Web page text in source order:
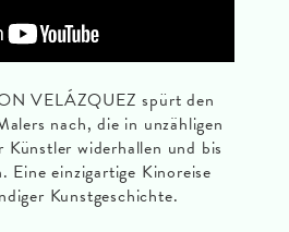
VELÁZQUEZ spürt den
nach, die in unzähligen
widerhallen und bis
Eine einzigartige Kinoreise
Kunstgeschichte.